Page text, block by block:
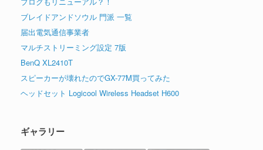
ブレイドアンドソウル 門派 一覧
届出電気通信事業者
マルチストリーミング設定 7版
BenQ XL2410T
スピーカーが壊れたのでGX-77M買ってみた
ヘッドセット Logicool Wireless Headset H600
ギャラリー